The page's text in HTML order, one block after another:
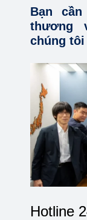
Bạn
thương
chúng tôi
Hotline